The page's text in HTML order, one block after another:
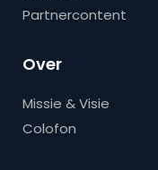
Partnercontent
Over
Missie & Visie
Colofon